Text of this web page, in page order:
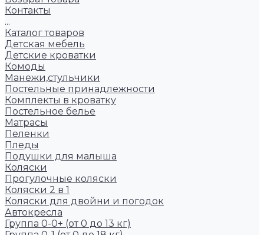
Контакты
...
Каталог товаров
Детская мебель
Детские кроватки
Комоды
Манежи,стульчики
Постельные принадлежности
Комплекты в кроватку
Постельное белье
Матрасы
Пеленки
Пледы
Подушки для малыша
Коляски
Прогулочные коляски
Коляски 2 в 1
Коляски для двойни и погодок
Автокресла
Группа 0-0+ (от 0 до 13 кг)